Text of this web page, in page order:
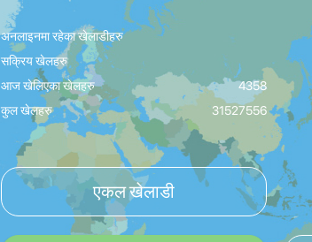
अनलाइनमा रहेका खेलाडीहरु
सक्रिय खेलहरु
आज खेलिएका खेलहरु
4358
कुल खेलहरु
31527556
एकल खेलाडी